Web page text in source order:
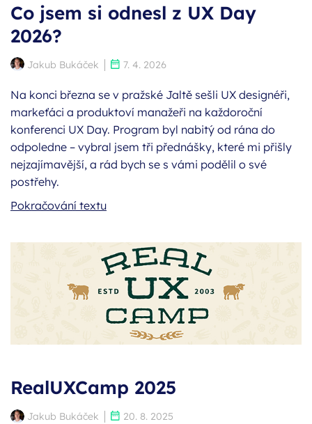
Co jsem si odnesl z UX Day
2026?
Autor:Jakub Bukáček Publikováno:
7. 4. 2026
Na konci března se v pražské Jaltě sešli UX designéři,
markeťáci a produktoví manažeři na každoroční
konferenci UX Day. Program byl nabitý od rána do
odpoledne – vybral jsem tři přednášky, které mi přišly
nejzajímavější, a rád bych se s vámi podělil o své
postřehy.
Pokračování textuCo jsem si odnesl z UX Day 2026?
RealUXCamp 2025
Autor:Jakub Bukáček Publikováno:
20. 8. 2025